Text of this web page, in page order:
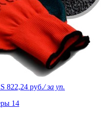
822,24 руб./ за уп.
14